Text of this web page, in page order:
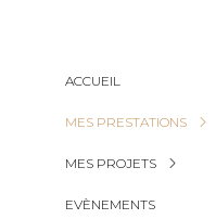
ACCUEIL
MES PRESTATIONS
MES PROJETS
EVÈNEMENTS